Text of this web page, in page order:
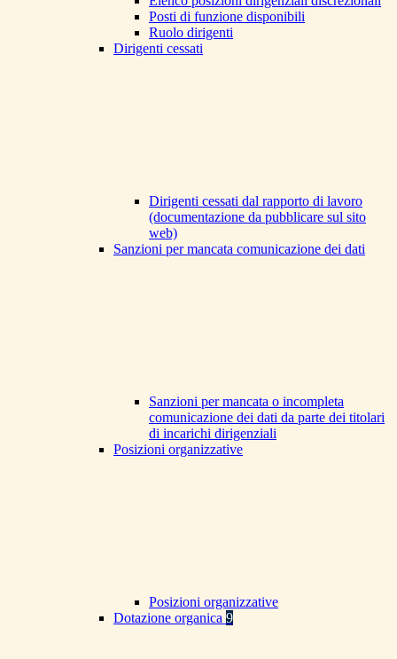
Posti di funzione disponibili
Ruolo dirigenti
Dirigenti cessati
Dirigenti cessati dal rapporto di lavoro
(documentazione da pubblicare sul sito
web)
Sanzioni per mancata comunicazione dei dati
Sanzioni per mancata o incompleta
comunicazione dei dati da parte dei titolari
di incarichi dirigenziali
Posizioni organizzative
Posizioni organizzative
Dotazione organica 9